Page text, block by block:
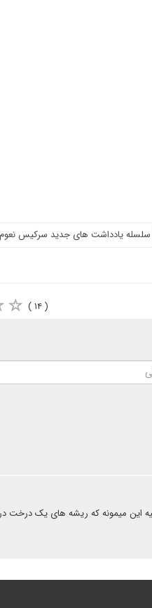
سلسله یادداشت های جدید سرکیس نعوم
( ۱۴ )
این میمونه که ریشه های یک درخت